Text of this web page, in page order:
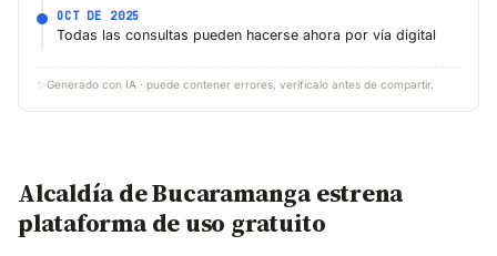
OCT DE 2025
Todas las consultas pueden hacerse ahora por vía digital
✨ Generado con IA · puede contener errores, verifícalo antes de compartir.
Alcaldía de Bucaramanga estrena
plataforma de uso gratuito